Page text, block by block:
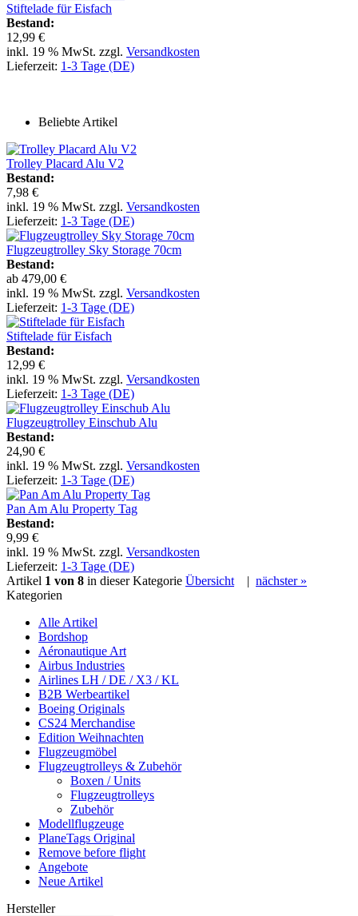
Stiftelade für Eisfach
Bestand:
12,99 €
inkl. 19 % MwSt. zzgl. Versandkosten
Lieferzeit: 1-3 Tage (DE)
Beliebte Artikel
Trolley Placard Alu V2
Bestand:
7,98 €
inkl. 19 % MwSt. zzgl. Versandkosten
Lieferzeit: 1-3 Tage (DE)
Flugzeugtrolley Sky Storage 70cm
Bestand:
ab 479,00 €
inkl. 19 % MwSt. zzgl. Versandkosten
Lieferzeit: 1-3 Tage (DE)
Stiftelade für Eisfach
Bestand:
12,99 €
inkl. 19 % MwSt. zzgl. Versandkosten
Lieferzeit: 1-3 Tage (DE)
Flugzeugtrolley Einschub Alu
Bestand:
24,90 €
inkl. 19 % MwSt. zzgl. Versandkosten
Lieferzeit: 1-3 Tage (DE)
Pan Am Alu Property Tag
Bestand:
9,99 €
inkl. 19 % MwSt. zzgl. Versandkosten
Lieferzeit: 1-3 Tage (DE)
Artikel 1 von 8 in dieser Kategorie Übersicht | nächster »
Kategorien
Alle Artikel
Bordshop
Aéronautique Art
Airbus Industries
Airlines LH / DE / X3 / KL
B2B Werbeartikel
Boeing Originals
CS24 Merchandise
Edition Weihnachten
Flugzeugmöbel
Flugzeugtrolleys & Zubehör
Boxen / Units
Flugzeugtrolleys
Zubehör
Modellflugzeuge
PlaneTags Original
Remove before flight
Angebote
Neue Artikel
Hersteller